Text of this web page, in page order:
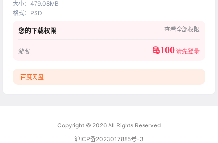
大小： 479.08MB
格式： PSD
您的下载权限 查看全部权限
游客 100 请先登录
百度网盘
Copyright © 2026 All Rights Reserved
沪ICP备2023017885号-3